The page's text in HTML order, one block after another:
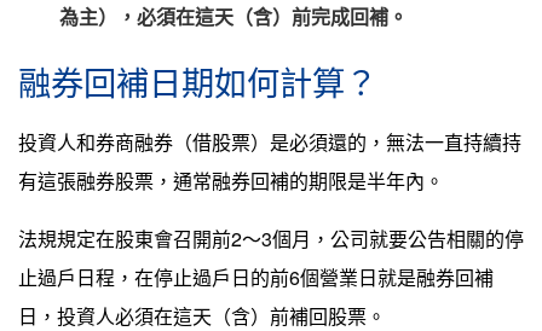
為主），必須在這天（含）前完成回補。
融券回補日期如何計算？
投資人和券商融券（借股票）是必須還的，無法一直持續持
有這張融券股票，通常融券回補的期限是半年內。
法規規定在股東會召開前2～3個月，公司就要公告相關的停
止過戶日程，在停止過戶日的前6個營業日就是融券回補
日，投資人必須在這天（含）前補回股票。